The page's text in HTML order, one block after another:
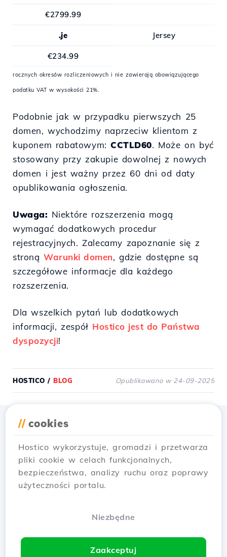
€2799.99
.je Jersey
€234.99
rocznych okresów rozliczeniowych i nie zawierają obowiązującego
podatku VAT w wysokości 21%.
Podobnie jak w przypadku pierwszych 25
domen, wychodzimy naprzeciw klientom z
kuponem rabatowym:CCTLD60. Może on być
stosowany przy zakupie dowolnej z nowych
domen i jest ważny przez 60 dni od daty
opublikowania ogłoszenia.
Uwaga: Niektóre rozszerzenia mogą
wymagać dodatkowych procedur
rejestracyjnych. Zalecamy zapoznanie się z
stronąWarunki domen, gdzie dostępne są
szczegółowe informacje dla każdego
rozszerzenia.
Dla wszelkich pytań lub dodatkowych
informacji, zespół Hostico jest do Państwa
dyspozycji!
HOSTICO / BLOG Opublikowano w 24-09-2025
// cookies
Hostico wykorzystuje, gromadzi i przetwarza
pliki cookie w celach funkcjonalnych,
bezpieczeństwa, analizy ruchu oraz poprawy
użyteczności portalu.
Niezbędne
Zaakceptuj
Pobierz aplikację